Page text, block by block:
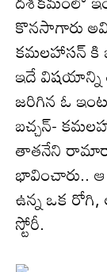
కొనసాగారు
కమలహాసన్ కి
ఇదే విషయాన్ని
జరిగిన ఓ
బచ్చన్-
తాతనేని
భావించారు..
ఉన్న ఒక రోగి,
స్టోరీ.